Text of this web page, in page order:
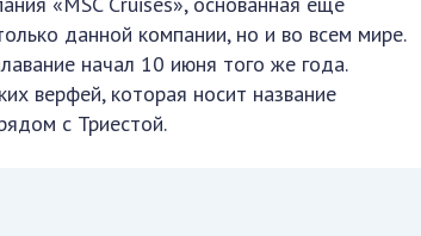
данной компании, но и во всем мире.
начал 10 июня того же года.
верфей, которая носит название
с Триестой.